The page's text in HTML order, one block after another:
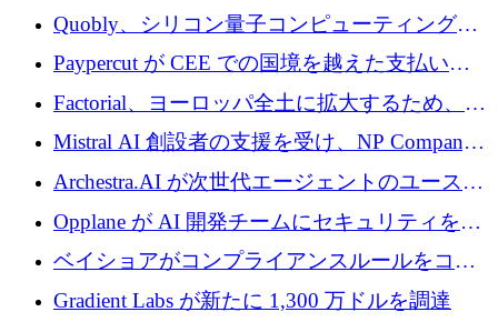
Xavier Niel が支援する共同 AI 受信箱を立ち上
げる
Quobly、シリコン量子コンピューティングの
商用化のためにシリーズ A で 1 億 1,500 万ユ
ーロを調達
Paypercut が CEE での国境を越えた支払いを
拡大するために 500 万ユーロを確保
Factorial、ヨーロッパ全土に拡大するため、25
億ドルの評価額で1億5,000万ドルのシリーズD
Mistral AI 創設者の支援を受け、NP Company
がエンジニアリング向け AI を推進するために
600 万ユーロのプレシードを確保
Archestra.AI が次世代エージェントのユースケ
ースを実現するために 1,000 万ドルを調達
Opplane が AI 開発チームにセキュリティをも
たらすために 450 万ユーロを調達
ベイショアがコンプライアンスルールをコー
ド化するために800万ドルを調達
Gradient Labs が新たに 1,300 万ドルを調達